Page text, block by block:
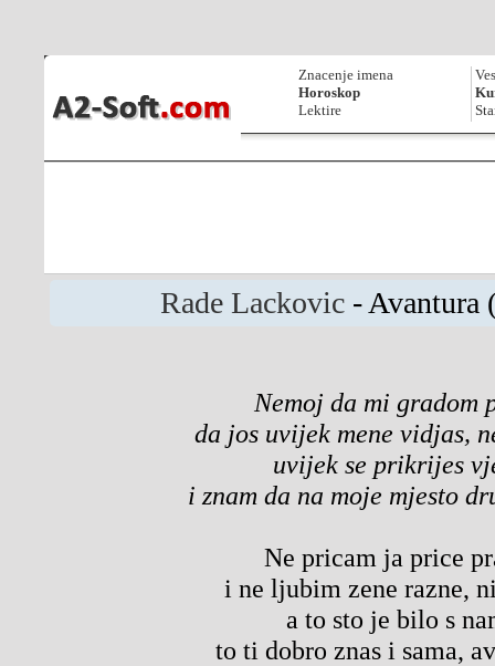
Znacenje imena
Horoskop
Lektire
Rade Lackovic - Avantura
Nemoj da mi gradom
da jos uvijek mene vidjas,
uvijek se prikrijes
i znam da na moje mjesto
Ne pricam ja price
i ne ljubim zene razne,
a to sto je bilo s
to ti dobro znas i sama,